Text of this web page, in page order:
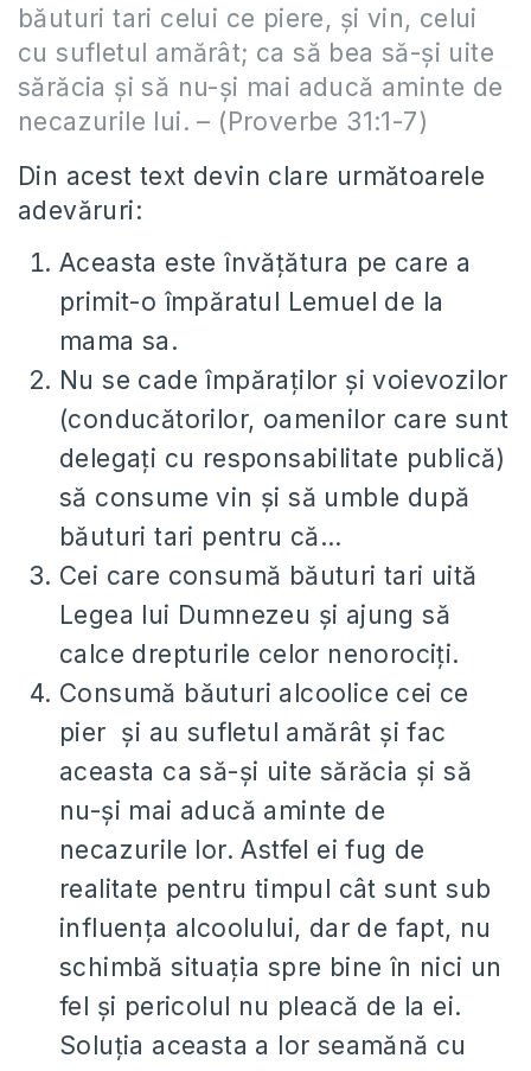
băuturi tari celui ce piere, şi vin, celui
cu sufletul amărât; ca să bea să-şi uite
sărăcia şi să nu-şi mai aducă aminte de
necazurile lui. – (Proverbe 31:1-7)
Din acest text devin clare următoarele
adevăruri:
Aceasta este învăţătura pe care a
primit-o împăratul Lemuel de la
mama sa.
Nu se cade împăraţilor şi voievozilor
(conducătorilor, oamenilor care sunt
delegaţi cu responsabilitate publică)
să consume vin şi să umble după
băuturi tari pentru că…
Cei care consumă băuturi tari uită
Legea lui Dumnezeu şi ajung să
calce drepturile celor nenorociţi.
Consumă băuturi alcoolice cei ce
pier şi au sufletul amărât şi fac
aceasta ca să-şi uite sărăcia şi să
nu-şi mai aducă aminte de
necazurile lor. Astfel ei fug de
realitate pentru timpul cât sunt sub
influenţa alcoolului, dar de fapt, nu
schimbă situaţia spre bine în nici un
fel şi pericolul nu pleacă de la ei.
Soluţia aceasta a lor seamănă cu